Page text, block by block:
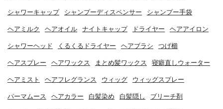
シャワーキャップ シャンプーディスペンサー シャンプー手袋
ヘアミルク ヘアオイル ナイトキャップ ドライヤー ヘアアイロン
シャワーヘッド くるくるドライヤー ヘアブラシ つげ櫛
ヘアスプレー ヘアワックス まとめ髪ワックス 寝癖直しウォーター
ヘアミスト ヘアフレグランス ウィッグ ウィッグスプレー
パーマムース ヘアカラー 白髪染め 白髪隠し ブリーチ剤